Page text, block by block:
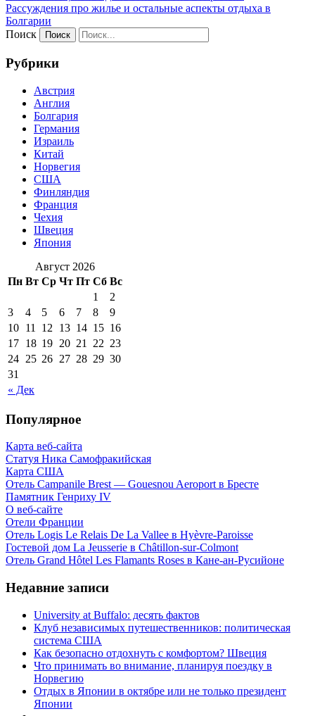
Рассуждения про жилье и остальные аспекты отдыха в
Болгарии
Поиск
Рубрики
Австрия
Англия
Болгария
Германия
Израиль
Китай
Норвегия
США
Финляндия
Франция
Чехия
Швеция
Япония
Август 2026
Пн Вт Ср Чт Пт Сб Вс
« Дек
1
2
3
4 5 6 7 8
9
10 11 12 13 14 15 16
17 18 19 20 21 22 23
24 25 26 27 28 29 30
31
Популярное
Карта веб-сайта
Статуя Ника Самофракийская
Карта США
Отель Campanile Brest — Gouesnou Aeroport в Бресте
Памятник Генриху IV
О веб-сайте
Отели Франции
Отель Logis Le Relais De La Vallee в Hyèvre-Paroisse
Гостевой дом La Jeusserie в Châtillon-sur-Colmont
Отель Grand Hôtel Les Flamants Roses в Кане-ан-Русийоне
Недавние записи
University at Buffalo: десять фактов
Клуб независимых путешественников: политическая
система США
Как безопасно отдохнуть с комфортом? Швеция
Что принимать во внимание, планируя поездку в
Норвегию
Отдых в Японии в октябре или не только президент
Японии